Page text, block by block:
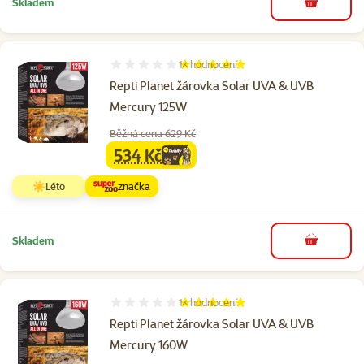
do košíku
Repti Planet žárovka Solar UVA & UVB
Mercury 125W
Hodnocení 100%, počet hodnocení: 1
1×hodnocení
Běžná cena 629 Kč
familycena
534 Kč
☀️Léto značka
Skladem do košíku
Repti Planet žárovka Solar UVA & UVB
Mercury 160W
Hodnocení 100%, počet hodnocení: 1
1×hodnocení